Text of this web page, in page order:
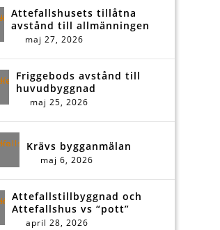
Attefallshusets tillåtna
avstånd till allmänningen
maj 27, 2026
Friggebods avstånd till
huvudbyggnad
maj 25, 2026
Krävs bygganmälan
maj 6, 2026
Attefallstillbyggnad och
Attefallshus vs “pott”
april 28, 2026